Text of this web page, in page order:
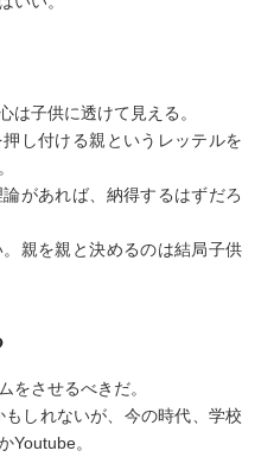
は子供に透けて見える。
し付ける親というレッテルを
があれば、納得するはずだろ
親を親と決めるのは結局子供
をさせるべきだ。
しれないが、今の時代、学校
Youtube。